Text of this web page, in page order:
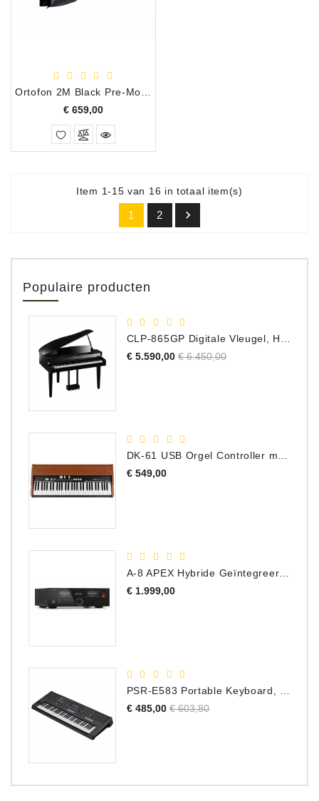
€ 659,00Prijs
Item 1-15 van 16 in totaal item(s)
1 2 
Populaire producten
€ 5.590,00 Normale
€ 6.450,00Prijs
DK-61 USB Orgel Controller met Drawbars
€ 549,00Prijs
€ 1.999,00Prijs
€ 485,00 Normale
€ 603,80Prijs